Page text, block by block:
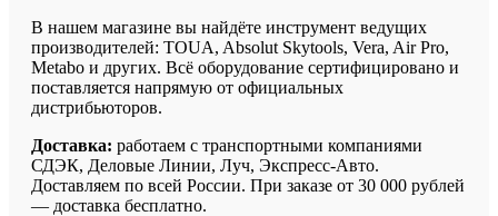
В нашем магазине вы найдёте инструмент ведущих
производителей: TOUA, Absolut Skytools, Vera, Air Pro,
Metabo и других. Всё оборудование сертифицировано и
поставляется напрямую от официальных
дистрибьюторов.
Доставка: работаем с транспортными компаниями
СДЭК, Деловые Линии, Луч, Экспресс-Авто.
Доставляем по всей России. При заказе от 30 000 рублей
— доставка бесплатно.